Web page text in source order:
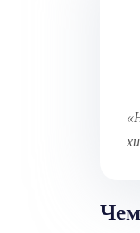
Чем